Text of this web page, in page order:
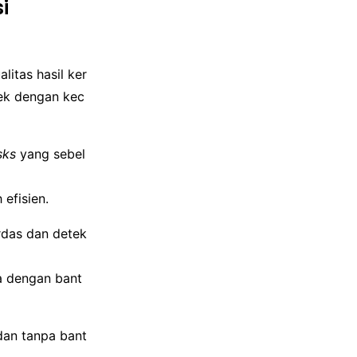
hasil ker
dengan kec
yang sebel
efisien.
dan detek
dengan bant
tanpa bant